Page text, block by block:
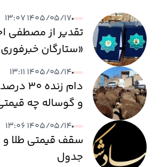
۱۴۰۵/۰۵/۱۷ ۱۳:۰۷
تقدیر از مصطفی
«ستارگان
۱۴۰۵/۰۵/۱۴ ۱۳:۱۱
دام
و گوساله چه
۱۴۰۵/۰۵/۱۴ ۱۳:۰۶
سقف قیمتی طلا
جدول